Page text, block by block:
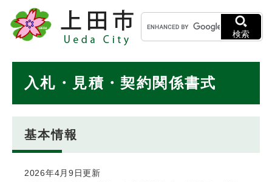
メニューを飛ばして本文へ
キ
ー
ワ
検
検索
入札・見積・契約関係書式
基本情報
2026年4月9日更新